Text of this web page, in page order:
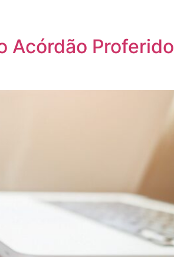
Acórdão Proferido